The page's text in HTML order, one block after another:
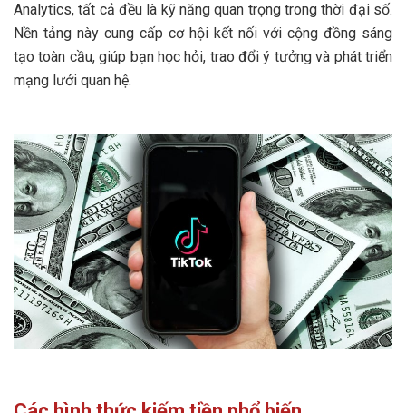
Analytics, tất cả đều là kỹ năng quan trọng trong thời đại số.
Nền tảng này cung cấp cơ hội kết nối với cộng đồng sáng
tạo toàn cầu, giúp bạn học hỏi, trao đổi ý tưởng và phát triển
mạng lưới quan hệ.